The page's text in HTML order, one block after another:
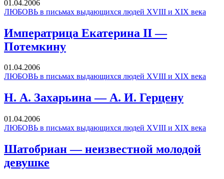
01.04.2006
ЛЮБОВЬ в письмах выдающихся людей XVIII и XIX века
Императрица Екатерина II —
Потемкину
01.04.2006
ЛЮБОВЬ в письмах выдающихся людей XVIII и XIX века
Н. А. Захарьина — А. И. Герцену
01.04.2006
ЛЮБОВЬ в письмах выдающихся людей XVIII и XIX века
Шатобриан — неизвестной молодой
девушке